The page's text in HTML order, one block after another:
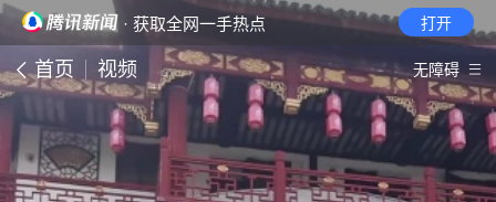
· 获取全网一手热点 打开
首页 视频 无障碍